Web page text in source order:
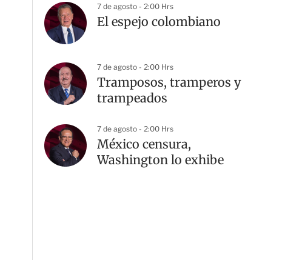
7 de agosto - 2:00 Hrs
El espejo colombiano
7 de agosto - 2:00 Hrs
Tramposos, tramperos y
trampeados
7 de agosto - 2:00 Hrs
México censura,
Washington lo exhibe